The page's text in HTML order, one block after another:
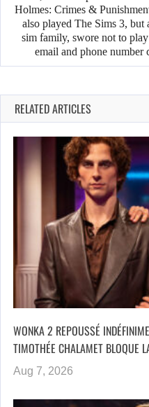
Holmes: Crimes &
also played The Sims 3,
sim family, swore not to
email and phone number
RELATED ARTICLES
WONKA 2 REPOUSSÉ
TIMOTHÉE CHALAMET BLOQUE
Aug 7, 2026